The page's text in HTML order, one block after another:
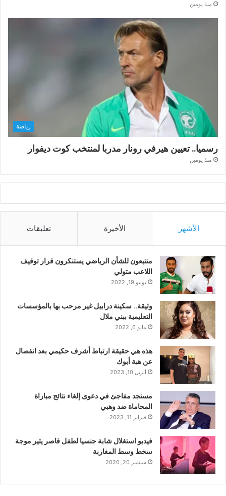
منذ يومين
رياضة
رسميا.. تعيين هيرفي رونار مدربا لمنتخب كوت ديفوار
منذ يومين
الأشهر الأخيرة تعليقات
متتبعون للشأن الرياضي يستنكرون قرار توقيف
اللاعب متولي
يونيو 19, 2022
وثيقة.. سكينة درابيل غير مرحب بها بالمؤسسات
التعليمية ببني ملال
مايو 6, 2022
هذه هي حقيقة ارتباط أشرف حكيمي بعد انفصال
عن هبة أبوك
أبريل 10, 2023
مستجد مفاجئ في دعوى إلغاء نتائج مباراة
المحاماة ضد وهبي
فبراير 11, 2023
فيديو استغلال شابة جنسيا لطفل قاصر يثير موجة
سخط وسط المغاربة
سبتمبر 20, 2020